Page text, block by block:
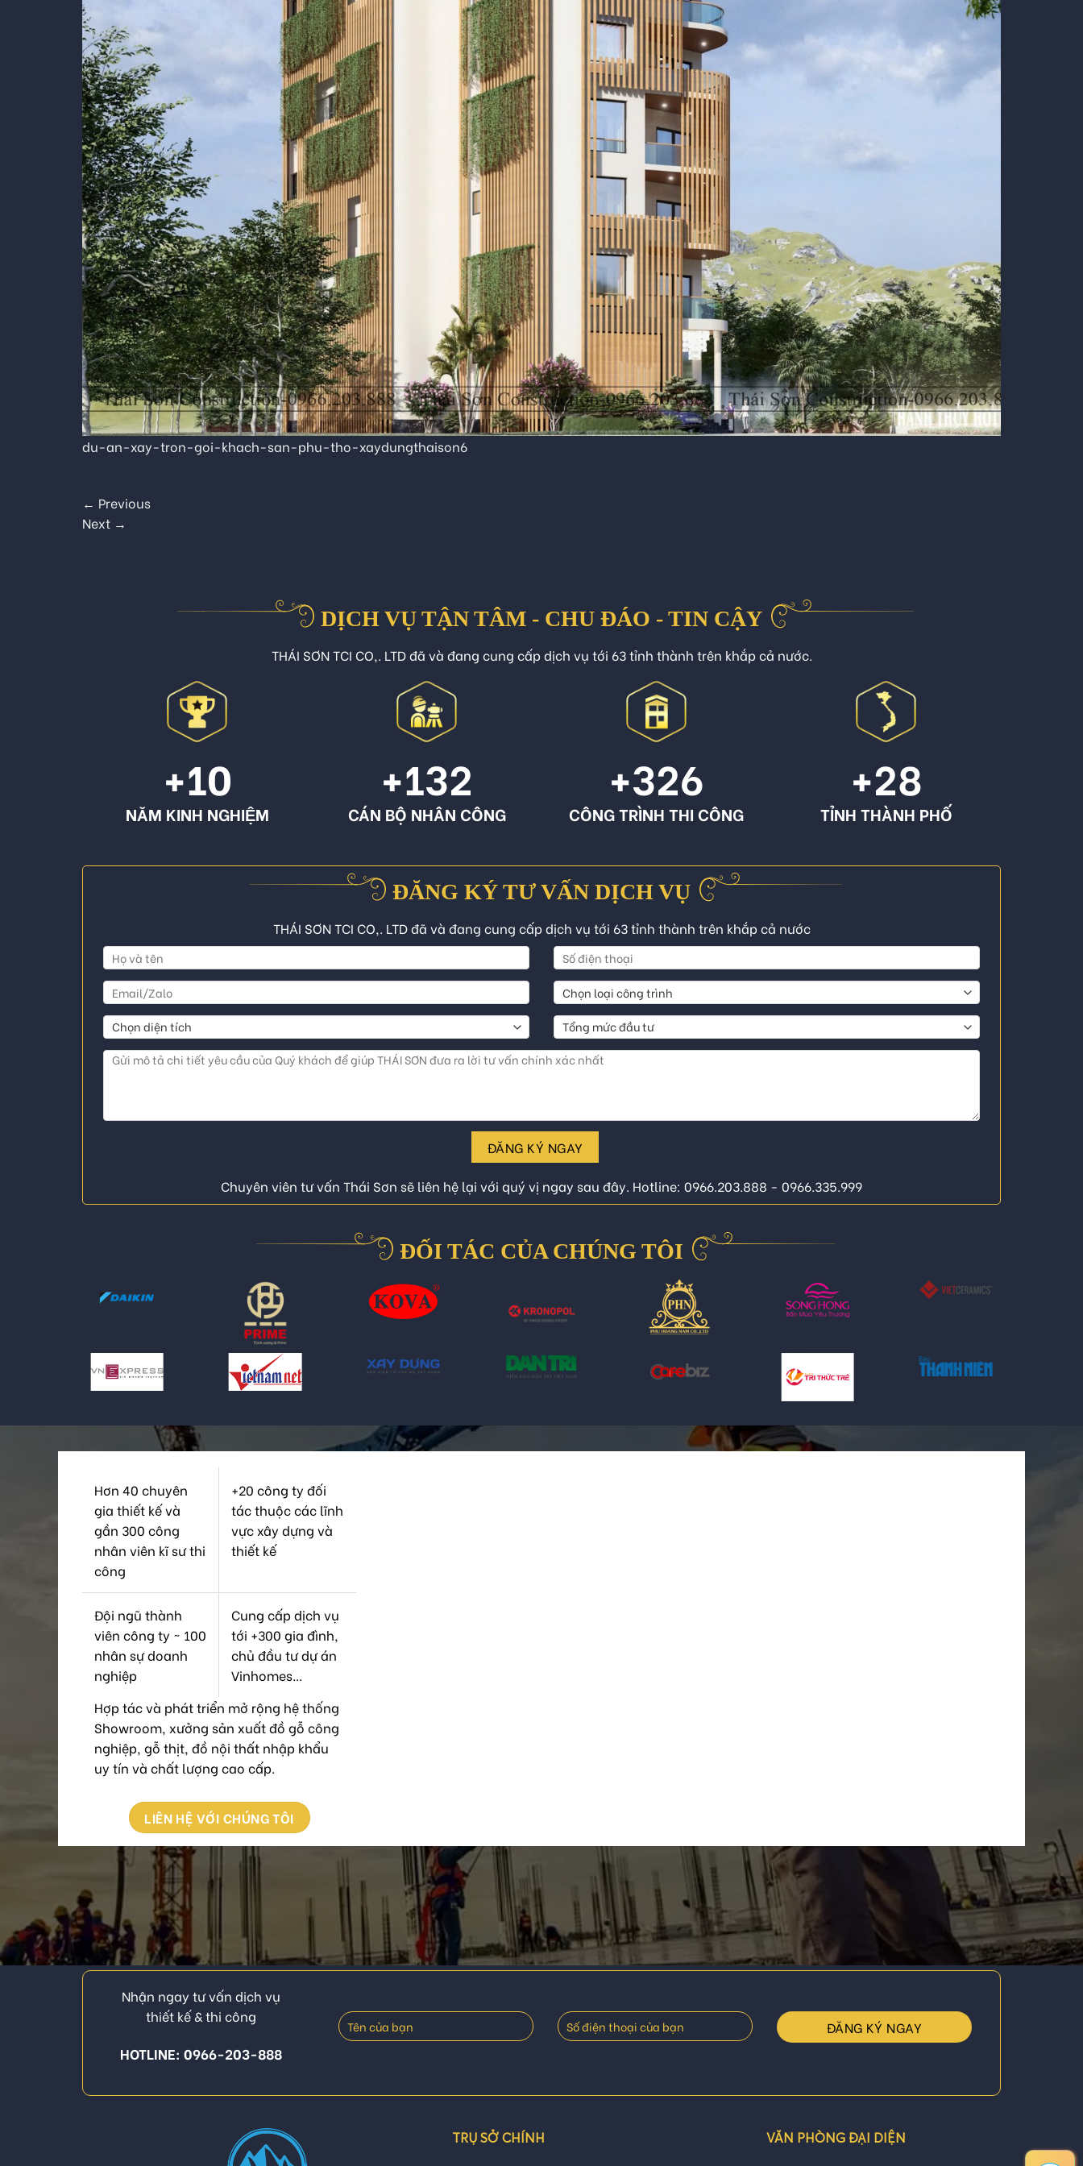
du-an-xay-tron-goi-khach-san-phu-tho-xaydungthaison6
← Previous
Next →
DỊCH VỤ TẬN TÂM - CHU ĐÁO - TIN CẬY
THÁI SƠN TCI CO,. LTD đã và đang cung cấp dịch vụ tới 63 tỉnh thành trên khắp cả nước.
+10
NĂM KINH NGHIỆM
+132
CÁN BỘ NHÂN CÔNG
+326
CÔNG TRÌNH THI CÔNG
+28
TỈNH THÀNH PHỐ
ĐĂNG KÝ TƯ VẤN DỊCH VỤ
THÁI SƠN TCI CO,. LTD đã và đang cung cấp dịch vụ tới 63 tỉnh thành trên khắp cả nước
ĐĂNG KÝ NGAY
Chuyên viên tư vấn Thái Sơn sẽ liên hệ lại với quý vị ngay sau đây. Hotline: 0966.203.888 - 0966.335.999
ĐỐI TÁC CỦA CHÚNG TÔI
Hơn 40 chuyên
gia thiết kế và
gần 300 công
nhân viên kĩ sư thi
công
+20 công ty đối
tác thuộc các lĩnh
vực xây dựng và
thiết kế
Đội ngũ thành
viên công ty ~ 100
nhân sự doanh
nghiệp
Cung cấp dịch vụ
tới +300 gia đình,
chủ đầu tư dự án
Vinhomes...
Hợp tác và phát triển mở rộng hệ thống
Showroom, xưởng sản xuất đồ gỗ công
nghiệp, gỗ thịt, đồ nội thất nhập khẩu
uy tín và chất lượng cao cấp.
LIÊN HỆ VỚI CHÚNG TÔI
Nhận ngay tư vấn dịch vụ
thiết kế & thi công
HOTLINE: 0966-203-888
TRỤ SỞ CHÍNH VĂN PHÒNG ĐẠI DIỆN